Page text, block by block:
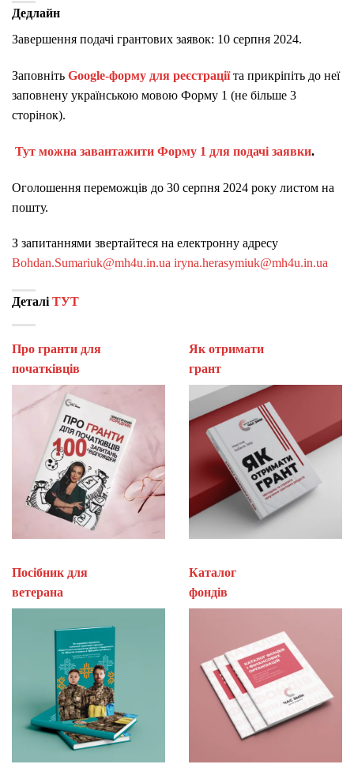
Дедлайн
Завершення подачі грантових заявок: 10 серпня 2024.
Заповніть Google-форму для реєстраціїта прикріпіть до неї
заповнену українською мовою Форму 1 (не більше 3
сторінок).
Тут можна завантажити Форму 1 для подачі заявки.
Оголошення переможців до 30 серпня 2024 року листом на
пошту.
З запитаннями звертайтеся на електронну адресу
Bohdan.Sumariuk@mh4u.in.ua iryna.herasymiuk@mh4u.in.ua
Деталі ТУТ
Про гранти для
початківців
Як отримати
Посібник для
ветерана
Каталог